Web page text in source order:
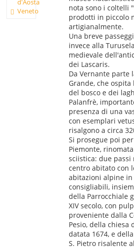
d'Aosta
Veneto
nota sono i coltelli
prodotti in piccolo
artigianalmente.
Una breve
invece alla
medievale
dei Lascaris.
Da Vernante parte
Grande, che ospita
del bosco e dei
Palanfrè,
presenza di una
con esemplari
risalgono a circa
Si prosegue poi
Piemonte,
sciistica: due passi
centro abitato con
abitazioni alpine
consigliabili,
della Parrocchiale
XIV secolo, con
proveniente dalla
Pesio, della chiesa
datata 1674, e
S. Pietro risalente